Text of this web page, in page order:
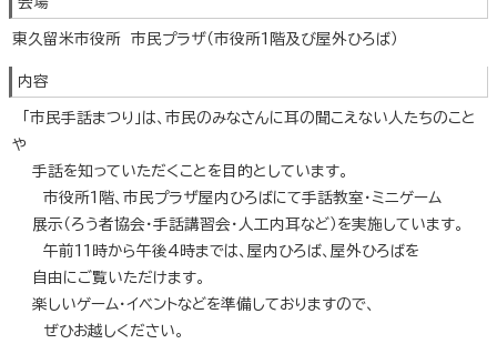
東久留米市役所 市民プラザ（市役所1階及び屋外ひろば）
内容
「市民手話まつり」は、市民のみなさんに耳の聞こえない人たちのこと
や
手話を知っていただくことを目的としています。
市役所1階、市民プラザ屋内ひろばにて手話教室・ミニゲーム
展示（ろう者協会・手話講習会・人工内耳など）を実施しています。
午前11時から午後4時までは、屋内ひろば、屋外ひろばを
自由にご覧いただけます。
楽しいゲーム・イベントなどを準備しておりますので、
ぜひお越しください。